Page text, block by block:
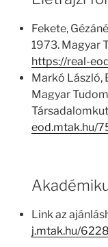
Fekete,
1973. Magyar
https://real-
Markó László,
Magyar
eod.mtak.hu/
Link az
j.mtak.hu/